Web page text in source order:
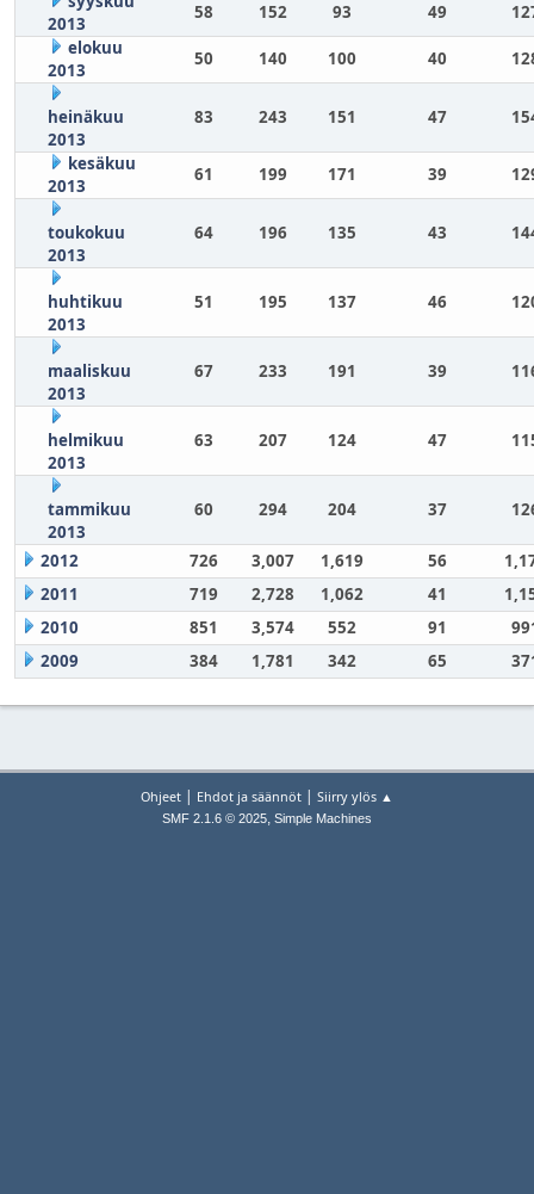
2013
58 152 93 49
elokuu
2013
50 140 100 40
heinäkuu
2013
83 243 151 47
kesäkuu
2013
61 199 171 39
toukokuu
2013
64 196 135 43
huhtikuu
2013
51 195 137 46
maaliskuu
2013
67 233 191 39
helmikuu
2013
63 207 124 47
tammikuu
2013
60 294 204 37
2012 726 3,007 1,619 56
2011
719 2,728 1,062 41
2010
851 3,574 552 91
2009
384 1,781 342 65
Ohjeet | Ehdot ja säännöt | Siirry ylös ▲
SMF 2.1.6 © 2025, Simple Machines